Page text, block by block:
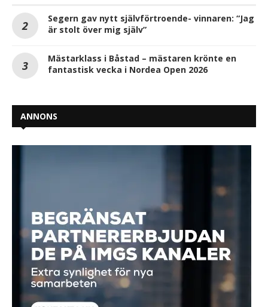
Segern gav nytt självförtroende- vinnaren: “Jag
är stolt över mig själv”
Mästarklass i Båstad – mästaren krönte en
fantastisk vecka i Nordea Open 2026
ANNONS